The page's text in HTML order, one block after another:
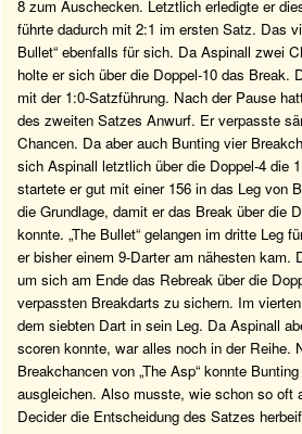
8 zum Auschecken. Letztlich erledigte er
führte dadurch mit 2:1 im ersten Satz. Das
Bullet“ ebenfalls für sich. Da Aspinall zwei
holte er sich über die Doppel-10 das Break.
mit der 1:0-Satzführung. Nach der Pause
des zweiten Satzes Anwurf. Er verpasste
Chancen. Da aber auch Bunting vier
sich Aspinall letztlich über die Doppel-4 die
startete er gut mit einer 156 in das Leg von
die Grundlage, damit er das Break über die
konnte. „The Bullet“ gelangen im dritte Leg
er bisher einem 9-Darter am nähesten kam.
um sich am Ende das Rebreak über die
verpassten Breakdarts zu sichern. Im
dem siebten Dart in sein Leg. Da Aspinall
scoren konnte, war alles noch in der Reihe.
Breakchancen von „The Asp“ konnte
ausgleichen. Also musste, wie schon so oft
Decider die Entscheidung des Satzes